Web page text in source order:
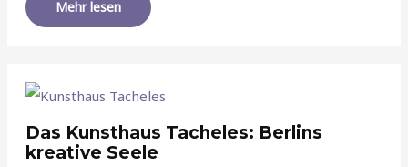
Mehr lesen
Das Kunsthaus Tacheles: Berlins
kreative Seele